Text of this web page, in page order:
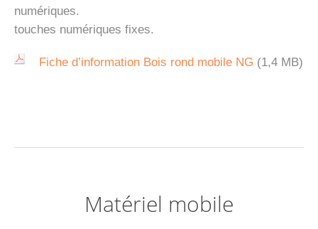
numériques.
touches numériques fixes.
Fiche d’information Bois rond mobile NG (1,4 MB)
Matériel mobile